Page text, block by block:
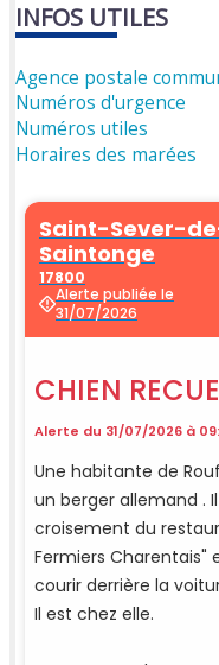
INFOS UTILES
Agence postale
Numéros d'urgence
Numéros utiles
Horaires des marées